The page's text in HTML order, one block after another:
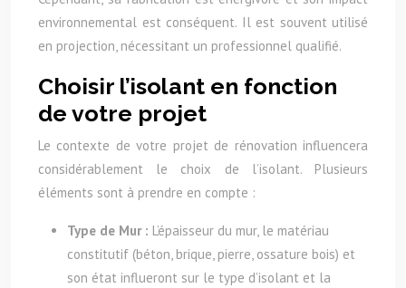
environnemental est conséquent. Il est souvent utilisé
en projection, nécessitant un professionnel qualifié.
Choisir l’isolant en fonction
de votre projet
Le contexte de votre projet de rénovation influencera
considérablement le choix de l’isolant. Plusieurs
éléments sont à prendre en compte :
Type de Mur : L’épaisseur du mur, le matériau
constitutif (béton, brique, pierre, ossature bois) et
son état influeront sur le type d’isolant et la